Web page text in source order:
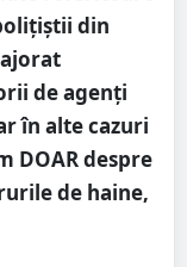
din
de agenți
în alte cazuri
DOAR despre
de haine,